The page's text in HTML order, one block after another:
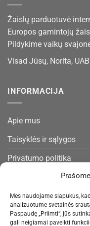
Mes naudojame slapukus,
analizuotume svetainės
Paspaudę „Priimti“, jūs
gali neigiamai paveikti
Žaislų parduotuvė
Europos gamintojų
Pildykime vaikų
Visad Jūsų, Norita,
INFORMACIJA
Apie mus
Taisyklės ir sąlygos
Privatumo politika
Slapukų politika
Pristatymas ir
Kontaktai